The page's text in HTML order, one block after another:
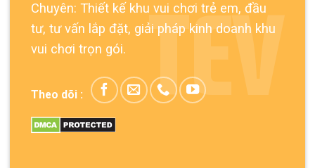
Chuyên: Thiết kế khu vui chơi trẻ em, đầu
tư, tư vấn lắp đặt, giải pháp kinh doanh khu
vui chơi trọn gói.
Theo dõi : TEV